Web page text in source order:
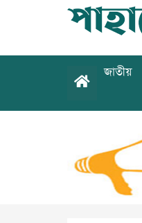
জাতীয়